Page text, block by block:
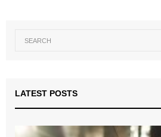
LATEST POSTS